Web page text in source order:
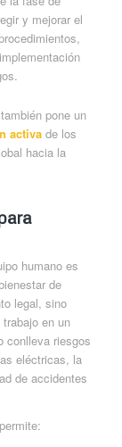
y mejorar el
pone un
activade los
hacia la
humano es
de
legal, sino
en un
conlleva riesgos
eléctricas, la
de accidentes